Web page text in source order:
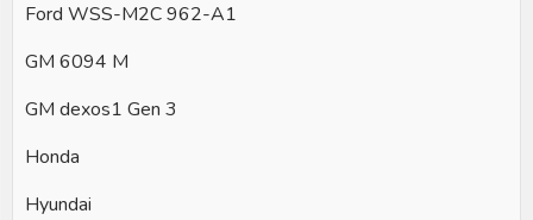
Ford WSS-M2C 962-A1
GM 6094 M
GM dexos1 Gen 3
Honda
Hyundai